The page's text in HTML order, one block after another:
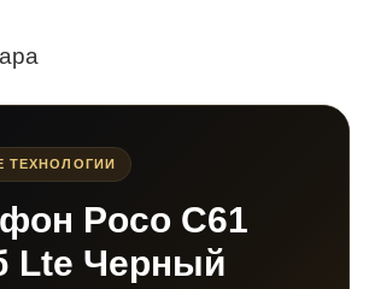
ТЕХНОЛОГИИ
Poco C61
Lte Черный